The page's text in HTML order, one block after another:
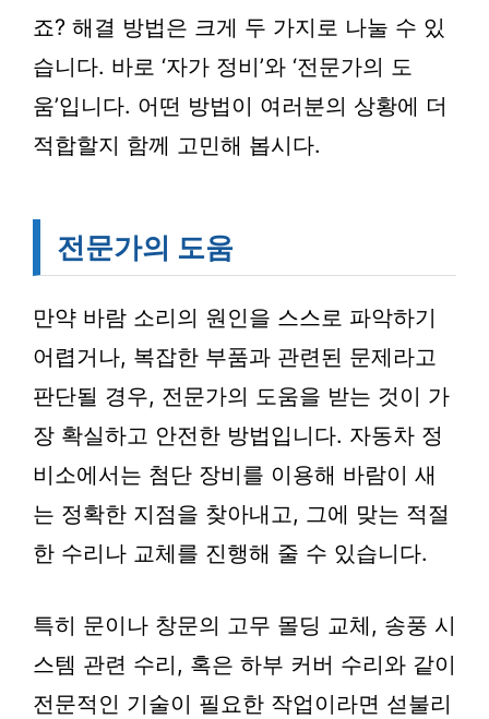
죠? 해결 방법은 크게 두 가지로 나눌 수 있
습니다. 바로 ‘자가 정비’와 ‘전문가의 도
움’입니다. 어떤 방법이 여러분의 상황에 더
적합할지 함께 고민해 봅시다.
전문가의 도움
만약 바람 소리의 원인을 스스로 파악하기
어렵거나, 복잡한 부품과 관련된 문제라고
판단될 경우, 전문가의 도움을 받는 것이 가
장 확실하고 안전한 방법입니다. 자동차 정
비소에서는 첨단 장비를 이용해 바람이 새
는 정확한 지점을 찾아내고, 그에 맞는 적절
한 수리나 교체를 진행해 줄 수 있습니다.
특히 문이나 창문의 고무 몰딩 교체, 송풍 시
스템 관련 수리, 혹은 하부 커버 수리와 같이
전문적인 기술이 필요한 작업이라면 섣불리